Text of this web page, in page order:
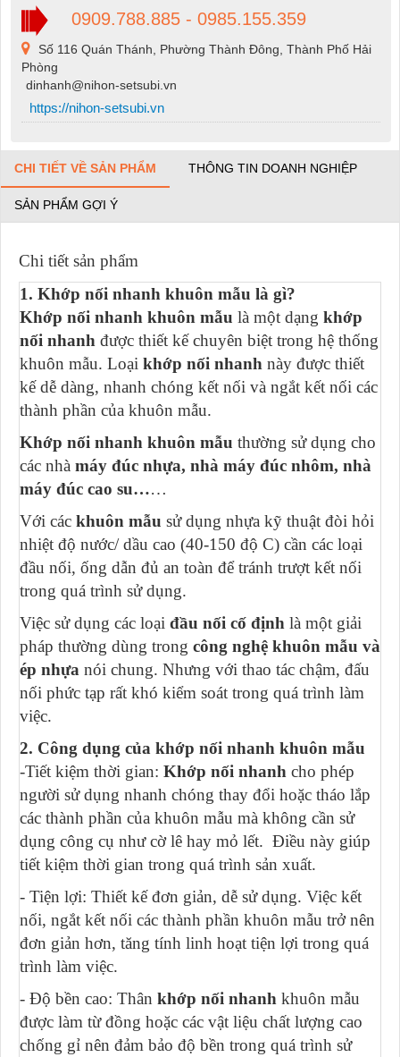
0909.788.885 - 0985.155.359
Số 116 Quán Thánh, Phường Thành Đông, Thành Phố Hải
Phòng
dinhanh@nihon-setsubi.vn
https://nihon-setsubi.vn
CHI TIẾT VỀ SẢN PHẨM THÔNG TIN DOANH NGHIỆP
SẢN PHẨM GỢI Ý
Chi tiết sản phẩm
1. Khớp nối nhanh khuôn mẫu là gì?
Khớp nối nhanh khuôn mẫu là một dạng khớp
nối nhanh được thiết kế chuyên biệt trong hệ thống
khuôn mẫu. Loại khớp nối nhanh này được thiết
kế dễ dàng, nhanh chóng kết nối và ngắt kết nối các
thành phần của khuôn mẫu.
Khớp nối nhanh khuôn mẫu thường sử dụng cho
các nhà máy đúc nhựa, nhà máy đúc nhôm, nhà
máy đúc cao su……
Với các khuôn mẫu sử dụng nhựa kỹ thuật đòi hỏi
nhiệt độ nước/ dầu cao (40-150 độ C) cần các loại
đầu nối, ống dẫn đủ an toàn để tránh trượt kết nối
trong quá trình sử dụng.
Việc sử dụng các loại đầu nối cố định là một giải
pháp thường dùng trong công nghệ khuôn mẫu và
ép nhựa nói chung. Nhưng với thao tác chậm, đấu
nối phức tạp rất khó kiểm soát trong quá trình làm
việc.
2. Công dụng của khớp nối nhanh khuôn mẫu
-Tiết kiệm thời gian: Khớp nối nhanh cho phép
người sử dụng nhanh chóng thay đổi hoặc tháo lắp
các thành phần của khuôn mẫu mà không cần sử
dụng công cụ như cờ lê hay mỏ lết. Điều này giúp
tiết kiệm thời gian trong quá trình sản xuất.
- Tiện lợi: Thiết kế đơn giản, dễ sử dụng. Việc kết
nối, ngắt kết nối các thành phần khuôn mẫu trở nên
đơn giản hơn, tăng tính linh hoạt tiện lợi trong quá
trình làm việc.
- Độ bền cao: Thân khớp nối nhanh khuôn mẫu
được làm từ đồng hoặc các vật liệu chất lượng cao
chống gỉ nên đảm bảo độ bền trong quá trình sử